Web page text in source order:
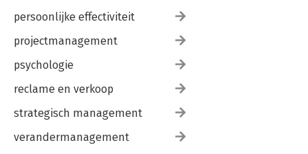
persoonlijke effectiviteit
projectmanagement
psychologie
reclame en verkoop
strategisch management
verandermanagement